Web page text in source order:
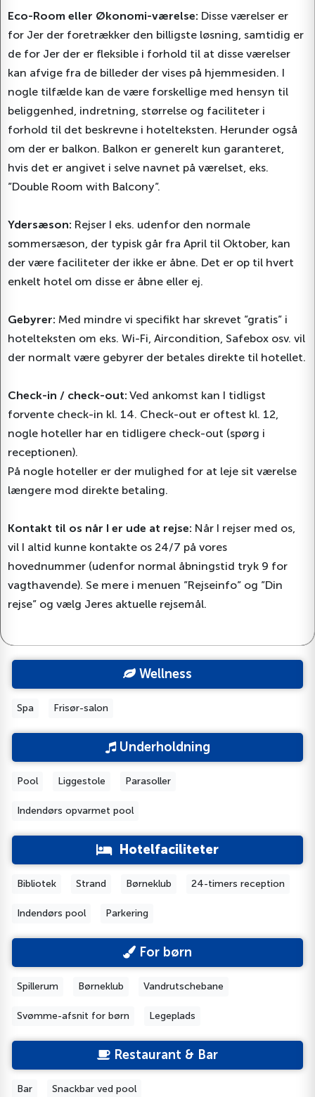
Eco-Room eller Økonomi-værelse: Disse værelser er
for Jer der foretrækker den billigste løsning, samtidig er
de for Jer der er fleksible i forhold til at disse værelser
kan afvige fra de billeder der vises på hjemmesiden. I
nogle tilfælde kan de være forskellige med hensyn til
beliggenhed, indretning, størrelse og faciliteter i
forhold til det beskrevne i hotelteksten. Herunder også
om der er balkon. Balkon er generelt kun garanteret,
hvis det er angivet i selve navnet på værelset, eks.
”Double Room with Balcony”.
Ydersæson: Rejser I eks. udenfor den normale
sommersæson, der typisk går fra April til Oktober, kan
der være faciliteter der ikke er åbne. Det er op til hvert
enkelt hotel om disse er åbne eller ej.
Gebyrer: Med mindre vi specifikt har skrevet ”gratis” i
hotelteksten om eks. Wi-Fi, Aircondition, Safebox osv. vil
der normalt være gebyrer der betales direkte til hotellet.
Check-in / check-out: Ved ankomst kan I tidligst
forvente check-in kl. 14. Check-out er oftest kl. 12,
nogle hoteller har en tidligere check-out (spørg i
receptionen).
På nogle hoteller er der mulighed for at leje sit værelse
længere mod direkte betaling.
Kontakt til os når I er ude at rejse: Når I rejser med os,
vil I altid kunne kontakte os 24/7 på vores
hovednummer (udenfor normal åbningstid tryk 9 for
vagthavende). Se mere i menuen ”Rejseinfo” og ”Din
rejse” og vælg Jeres aktuelle rejsemål.
Wellness
Spa Frisør-salon
Underholdning
Pool Liggestole Parasoller
Indendørs opvarmet pool
Hotelfaciliteter
Bibliotek Strand Børneklub 24-timers reception
Indendørs pool Parkering
For børn
Spillerum Børneklub Vandrutschebane
Svømme-afsnit for børn Legeplads
Restaurant & Bar
Bar Snackbar ved pool